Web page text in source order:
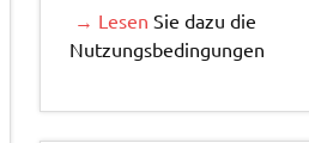
→ Lesen Sie dazu die
Nutzungsbedingungen